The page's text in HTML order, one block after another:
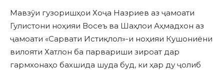
Мавзӯи гузоришҳои Хоҷа Назриев аз ҷамоати
Гулистони ноҳияи Восеъ ва Шаҳлои Аҳмадхон аз
ҷамоати «Сарвати Истиқлол»-и ноҳияи Кушониёни
вилояти Хатлон ба парвариши зироат дар
гармхонаҳо бахшида шуда буд, ки ҳар ду ҷолиб